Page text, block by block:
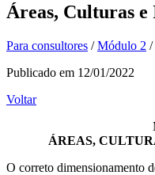
Áreas, Culturas
Para consultores / Módulo 2 /
Publicado em 12/01/2022
Voltar
ÁREAS,
O correto dimensionamento